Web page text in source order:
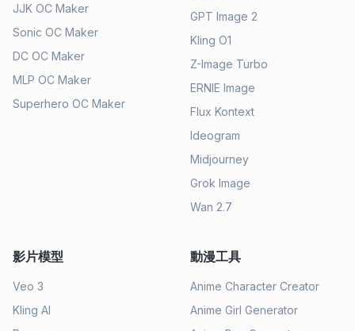
JJK OC Maker
Sonic OC Maker
DC OC Maker
MLP OC Maker
Superhero OC Maker
GPT Image 2
Kling O1
Z-Image Turbo
ERNIE Image
Flux Kontext
Ideogram
Midjourney
Grok Image
Wan 2.7
影片模型
Veo 3
Kling AI
動漫工具
Anime Character Creator
Anime Girl Generator